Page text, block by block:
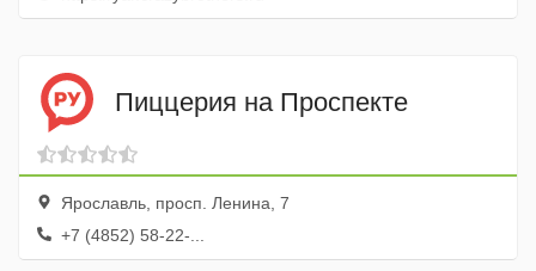
Пиццерия на Проспекте
Ярославль, просп. Ленина, 7
+7 (4852) 58-22-...